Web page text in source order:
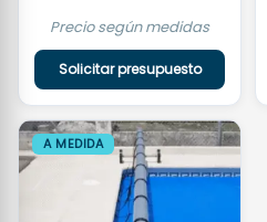
Precio según medidas
Solicitar presupuesto
A MEDIDA